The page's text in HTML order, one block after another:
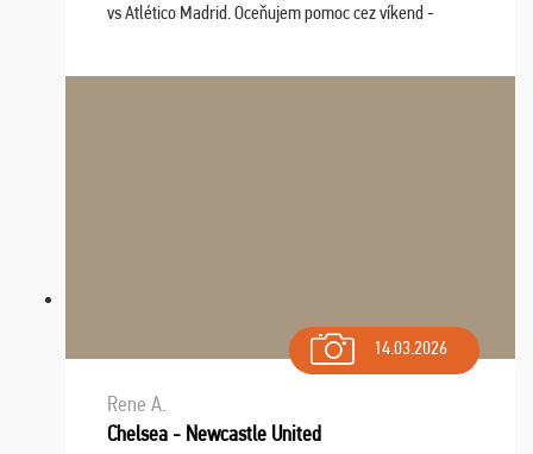
vs Atlético Madrid. Oceňujem pomoc cez víkend -
spokojnosti. Sedenie bolo dobré, štadión Barnabéu ...
14.03.2026
Rene A.
Chelsea - Newcastle United